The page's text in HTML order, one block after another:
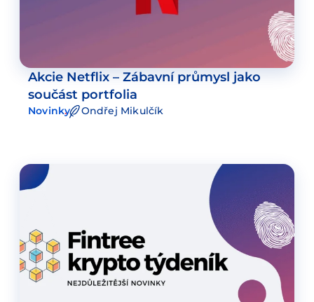
Akcie Netflix – Zábavní průmysl jako
součást portfolia
Novinky Ondřej Mikulčík